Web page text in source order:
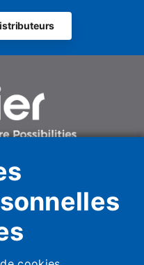
Spa Unipersonale
96